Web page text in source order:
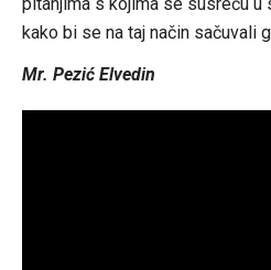
pitanjima s kojima se susreću u
kako bi se na taj način sačuvali
Mr. Pezić Elvedin